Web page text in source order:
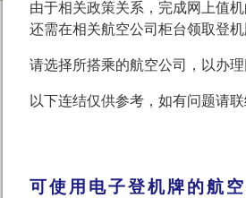
由于相关政策关系，完成网上值
还需在相关航空公司柜台领取登
请选择所搭乘的航空公司，以办理
以下连结仅供参考，如有问题请联
可使用电子登机牌的航